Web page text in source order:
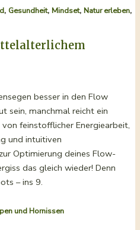
, Gesundheit, Mindset, Natur erleben,
besser in den Flow
sein, manchmal reicht ein
feinstofflicher Energiearbeit,
und intuitiven
Optimierung deines Flow-
das gleich wieder! Denn
– ins 9.
und Hornissen